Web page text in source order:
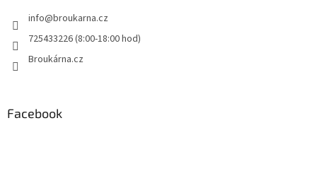
info@broukarna.cz
725433226 (8:00-18:00 hod)
Broukárna.cz
Facebook